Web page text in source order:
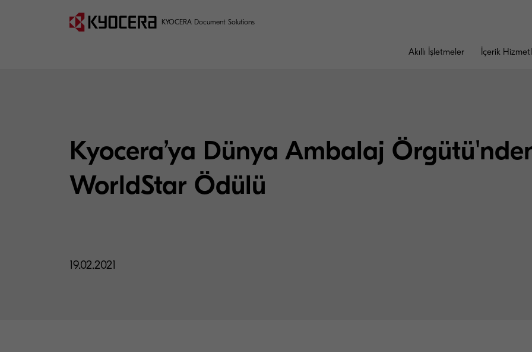
KYOCERA Document Solutions
Akıllı İşletmeler İçerik
Kyocera’ya Dünya Ambalaj
WorldStar Ödülü
19.02.2021